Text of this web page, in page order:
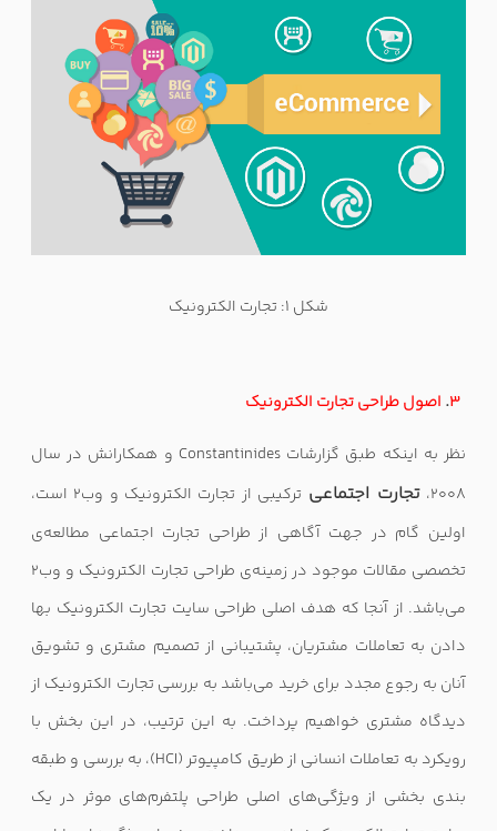
شکل 1: تجارت الکترونیک
۳. اصول طراحی تجارت الکترونیک
نظر به اینکه طبق گزارشاتConstantinides و همکارانش در سال
۲۰۰۸، تجارت اجتماعی
ترکیبی از تجارت الکترونیک و وب۲ است،
اولین گام در جهت آگاهی از طراحی تجارت اجتماعی مطالعه‌ی
تخصصی مقالات موجود در زمینه‌ی طراحی تجارت الکترونیک و وب۲
می‌باشد. از آنجا که هدف اصلی طراحی سایت تجارت الکترونیک بها
دادن به تعاملات مشتریان، پشتیبانی از تصمیم مشتری و تشویق
آنان به رجوع مجدد برای خرید می‌باشد به بررسی تجارت الکترونیک از
دیدگاه مشتری خواهیم پرداخت. به این ترتیب، در این بخش با
رویکرد به تعاملات انسانی از طریق کامپیوتر (HCI)، به بررسی و طبقه
بندی بخشی از ویژگی‌های اصلی طراحی پلتفرم‌های موثر در یک